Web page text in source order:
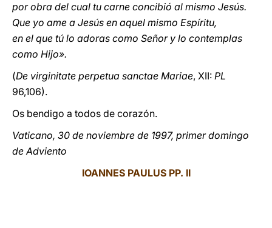
por obra del cual tu carne concibió al mismo Jesús.
Que yo ame a Jesús en aquel mismo Espíritu,
en el que tú lo adoras como Señor y lo contemplas
como Hijo».
(De virginitate perpetua sanctae Mariae, XII: PL
96,106).
Os bendigo a todos de corazón.
Vaticano, 30 de noviembre de 1997, primer domingo
de Adviento
IOANNES PAULUS PP. II